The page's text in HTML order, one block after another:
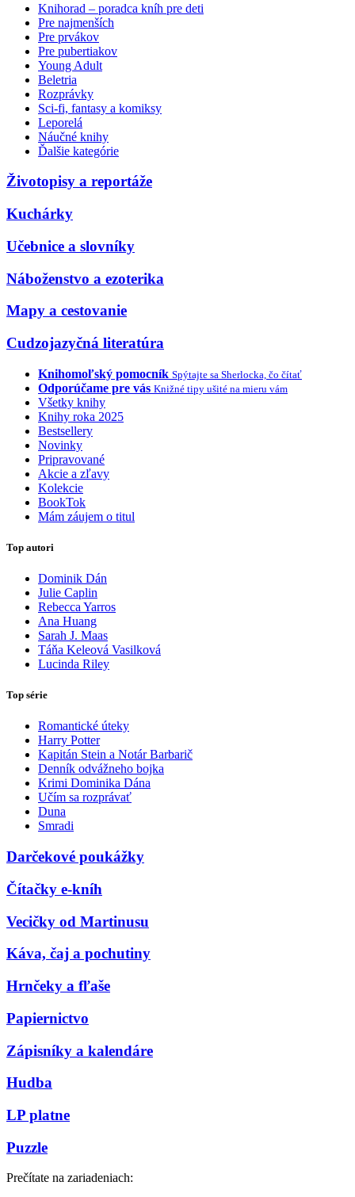
Knihorad – poradca kníh pre deti
Pre najmenších
Pre prvákov
Pre pubertiakov
Young Adult
Beletria
Rozprávky
Sci-fi, fantasy a komiksy
Leporelá
Náučné knihy
Ďalšie kategórie
Životopisy a reportáže
Kuchárky
Učebnice a slovníky
Náboženstvo a ezoterika
Mapy a cestovanie
Cudzojazyčná literatúra
Knihomoľský pomocník Spýtajte sa Sherlocka, čo čítať
Odporúčame pre vás Knižné tipy ušité na mieru vám
Všetky knihy
Knihy roka 2025
Bestsellery
Novinky
Pripravované
Akcie a zľavy
Kolekcie
BookTok
Mám záujem o titul
Top autori
Dominik Dán
Julie Caplin
Rebecca Yarros
Ana Huang
Sarah J. Maas
Táňa Keleová Vasilková
Lucinda Riley
Top série
Romantické úteky
Harry Potter
Kapitán Stein a Notár Barbarič
Denník odvážneho bojka
Krimi Dominika Dána
Učím sa rozprávať
Duna
Smradi
Darčekové poukážky
Čítačky e-kníh
Vecičky od Martinusu
Káva, čaj a pochutiny
Hrnčeky a fľaše
Papiernictvo
Zápisníky a kalendáre
Hudba
LP platne
Puzzle
Prečítate na zariadeniach: